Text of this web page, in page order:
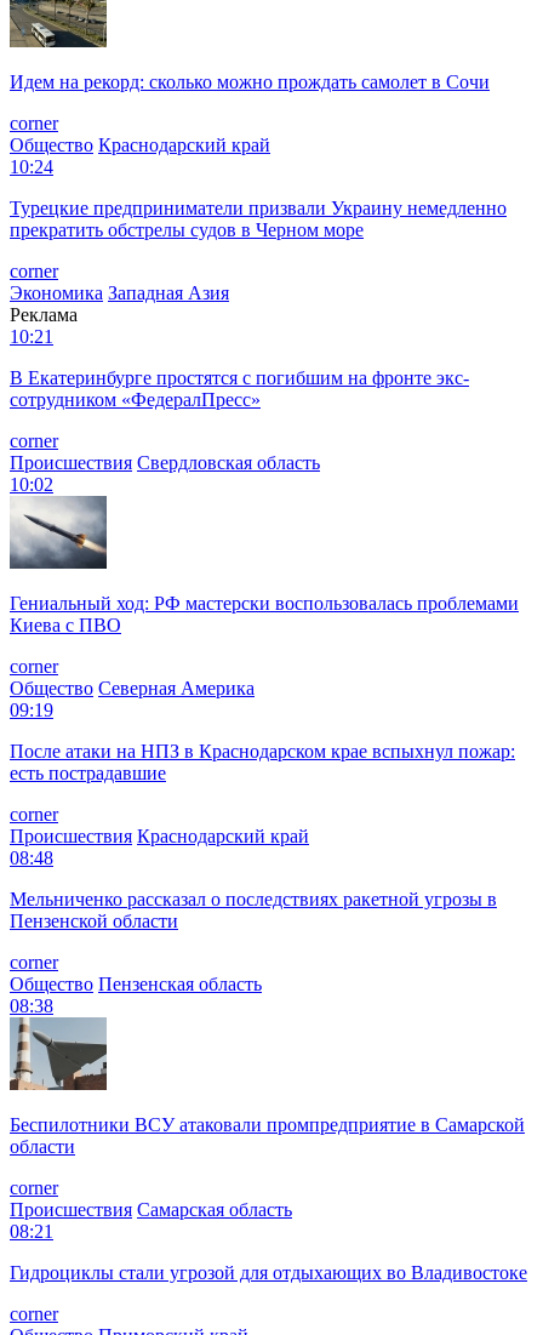
Идем на рекорд: сколько можно прождать самолет в Сочи
corner
Общество Краснодарский край
10:24
Турецкие предприниматели призвали Украину немедленно
прекратить обстрелы судов в Черном море
corner
Экономика Западная Азия
Реклама
10:21
В Екатеринбурге простятся с погибшим на фронте экс-
сотрудником «ФедералПресс»
corner
Происшествия Свердловская область
10:02
Гениальный ход: РФ мастерски воспользовалась проблемами
Киева с ПВО
corner
Общество Северная Америка
09:19
После атаки на НПЗ в Краснодарском крае вспыхнул пожар:
есть пострадавшие
corner
Происшествия Краснодарский край
08:48
Мельниченко рассказал о последствиях ракетной угрозы в
Пензенской области
corner
Общество Пензенская область
08:38
Беспилотники ВСУ атаковали промпредприятие в Самарской
области
corner
Происшествия Самарская область
08:21
Гидроциклы стали угрозой для отдыхающих во Владивостоке
corner